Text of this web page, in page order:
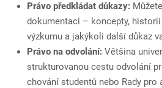
Právo předkládat důkazy:
dokumentaci – koncepty,
výzkumu a jakýkoli další důkaz
Právo na odvolání: Většina
strukturovanou cestu odvolání
chování studentů nebo Rady